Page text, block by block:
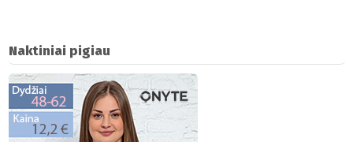
Naktiniai pigiau